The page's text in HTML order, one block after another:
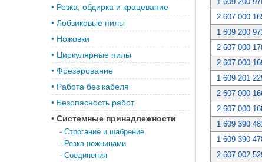
• Резка, обдирка и крацевание
• Лобзиковые пилы
• Ножовки
• Циркулярные пилы
• Фрезерование
• Работа без кабеля
• Безопасность работ
• Системные принадлежности
- Строгание и шабрение
- Резка ножницами
- Соединения
2 607 000
1 609 200
2 607 000
2 607 000
1 609 201
2 607 000
2 607 000
1 609 390
1 609 390
2 607 002